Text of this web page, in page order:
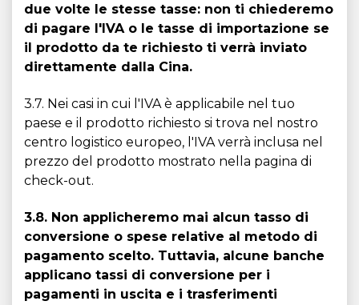
due volte le stesse tasse: non ti chiederemo
di pagare l'IVA o le tasse di importazione se
il prodotto da te richiesto ti verrà inviato
direttamente dalla Cina.
3.7. Nei casi in cui l'IVA è applicabile nel tuo
paese e il prodotto richiesto si trova nel nostro
centro logistico europeo, l'IVA verrà inclusa nel
prezzo del prodotto mostrato nella pagina di
check-out.
3.8. Non applicheremo mai alcun tasso di
conversione o spese relative al metodo di
pagamento scelto. Tuttavia, alcune banche
applicano tassi di conversione per i
pagamenti in uscita e i trasferimenti